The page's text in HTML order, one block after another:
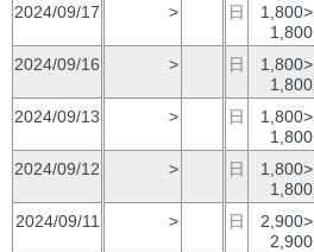
2024/09/17 > 日
1,800>
1,800
2024/09/16 > 日
1,800>
1,800
2024/09/13 > 日
1,800>
1,800
2024/09/12 > 日
1,800>
1,800
2024/09/11 > 日
2,900>
2,900